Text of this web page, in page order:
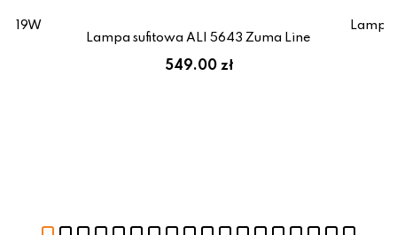
19W
Lampa sufitowa ALI 5643 Zuma Line
549.00 zł